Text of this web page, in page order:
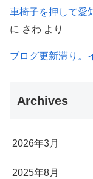
車椅子を押して愛
に さわ より
ブログ更新滞り。
Archives
2026年3月
2025年8月